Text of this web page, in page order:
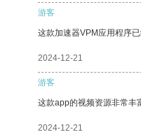
游客
这款加速器VPM应用程序
2024-12-21
游客
这款app的视频资源非常丰
2024-12-21